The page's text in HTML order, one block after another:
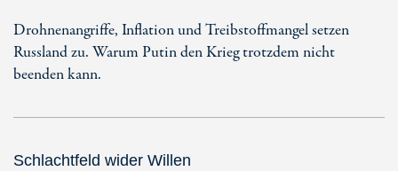
Drohnenangriffe, Inflation und Treibstoffmangel setzen
Russland zu. Warum Putin den Krieg trotzdem nicht
beenden kann.
Schlachtfeld wider Willen